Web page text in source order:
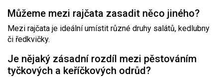
Můžeme mezi rajčata zasadit něco jiného?
Mezi rajčata je ideální umístit různé druhy salátů, kedlubny
či ředkvičky.
Je nějaký zásadní rozdíl mezi pěstováním
tyčkových a keříčkových odrůd?